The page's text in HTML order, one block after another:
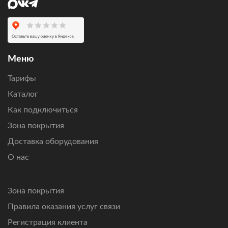
Оставьте заявку, чтобы проверить возможность
подключения по вашему адресу, получить персональный
расчет стоимости оборудования и ежемесячной
не справляются.
Меню
Тарифы
Каталог
Как подключиться
Зона покрытия
Доставка оборудования
О нас
Зона покрытия
Правила оказания услуг связи
Регистрация клиента